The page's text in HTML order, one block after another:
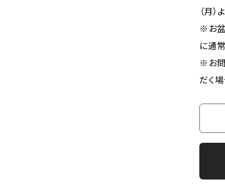
（月
※お盆
に通
※お問
だく